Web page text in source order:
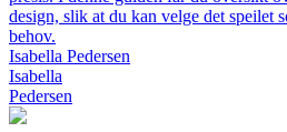
design, slik at du kan velge det speilet
behov.
Isabella Pedersen
Isabella
Pedersen